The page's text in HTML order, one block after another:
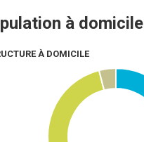
à domicile
À DOMICILE